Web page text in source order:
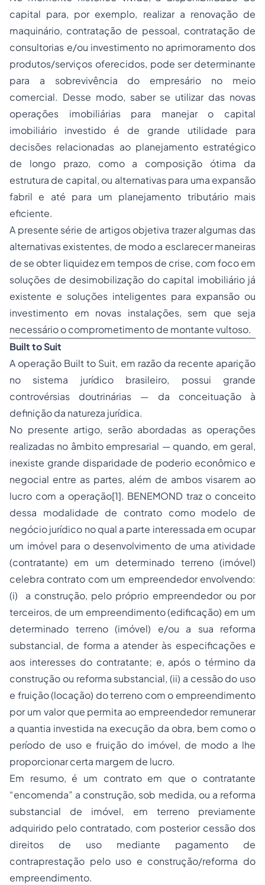
capital para, por exemplo, realizar a renovação de
maquinário, contratação de pessoal, contratação de
consultorias e/ou investimento no aprimoramento dos
produtos/serviços oferecidos, pode ser determinante
para a sobrevivência do empresário no meio
comercial. Desse modo, saber se utilizar das novas
operações imobiliárias para manejar o capital
imobiliário investido é de grande utilidade para
decisões relacionadas ao planejamento estratégico
de longo prazo, como a composição ótima da
estrutura de capital, ou alternativas para uma expansão
fabril e até para um planejamento tributário mais
eficiente.
A presente série de artigos objetiva trazer algumas das
alternativas existentes, de modo a esclarecer maneiras
de se obter liquidez em tempos de crise, com foco em
soluções de desimobilização do capital imobiliário já
existente e soluções inteligentes para expansão ou
investimento em novas instalações, sem que seja
necessário o comprometimento de montante vultoso.
Built to Suit
A operação Built to Suit, em razão da recente aparição
no sistema jurídico brasileiro, possui grande
controvérsias doutrinárias — da conceituação à
definição da natureza jurídica.
No presente artigo, serão abordadas as operações
realizadas no âmbito empresarial — quando, em geral,
inexiste grande disparidade de poderio econômico e
negocial entre as partes, além de ambos visarem ao
lucro com a operação[1]. BENEMOND traz o conceito
dessa modalidade de contrato como modelo de
negócio jurídico no qual a parte interessada em ocupar
um imóvel para o desenvolvimento de uma atividade
(contratante) em um determinado terreno (imóvel)
celebra contrato com um empreendedor envolvendo:
(i) a construção, pelo próprio empreendedor ou por
terceiros, de um empreendimento (edificação) em um
determinado terreno (imóvel) e/ou a sua reforma
substancial, de forma a atender às especificações e
aos interesses do contratante; e, após o término da
construção ou reforma substancial, (ii) a cessão do uso
e fruição (locação) do terreno com o empreendimento
por um valor que permita ao empreendedor remunerar
a quantia investida na execução da obra, bem como o
período de uso e fruição do imóvel, de modo a lhe
proporcionar certa margem de lucro.
Em resumo, é um contrato em que o contratante
“encomenda” a construção, sob medida, ou a reforma
substancial de imóvel, em terreno previamente
adquirido pelo contratado, com posterior cessão dos
direitos de uso mediante pagamento de
contraprestação pelo uso e construção/reforma do
empreendimento.